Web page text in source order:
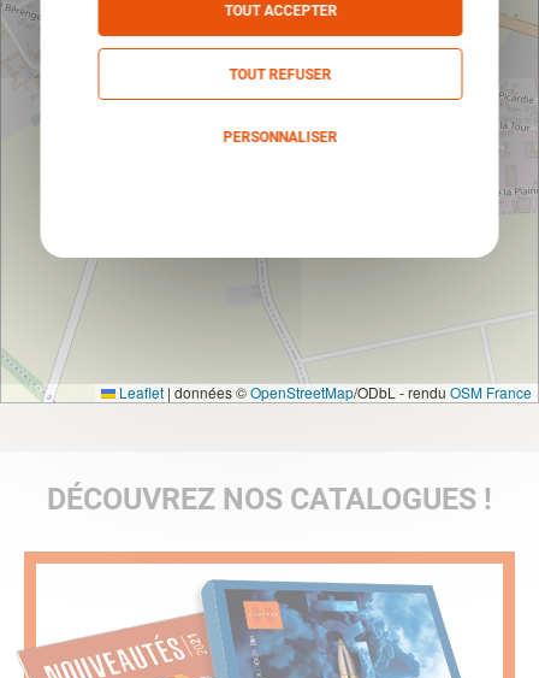
Leaflet | données ©OpenStreetMap/ODbL - rendu OSM France
DÉCOUVREZ NOS CATALOGUES !
TOUT ACCEPTER
TOUT REFUSER
PERSONNALISER